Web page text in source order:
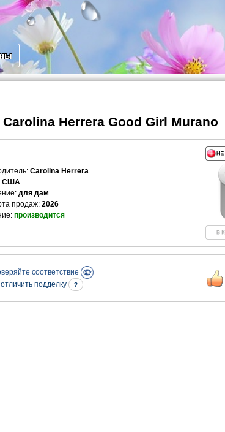
Carolina Herrera Good Girl Murano
: Carolina Herrera
США
для дам
продаж: 2026
производится
соответствие
отличить подделку
?